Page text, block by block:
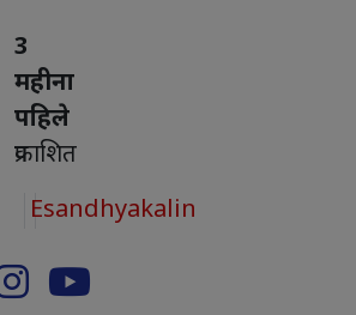
3
महीना
पहिले
प्रकाशित
Esandhyakalin